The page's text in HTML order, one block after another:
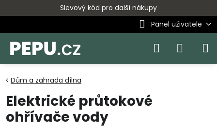
Slevový kód pro další nákupy
Panel uživatele
Dům a zahrada dílna
Elektrické průtokové
ohřívače vody